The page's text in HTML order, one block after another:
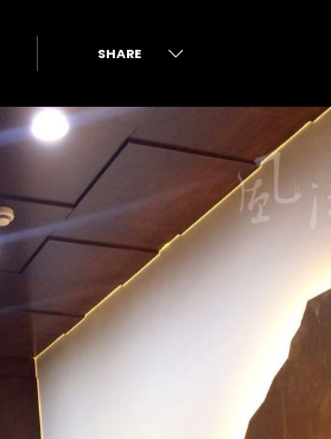
SHARE